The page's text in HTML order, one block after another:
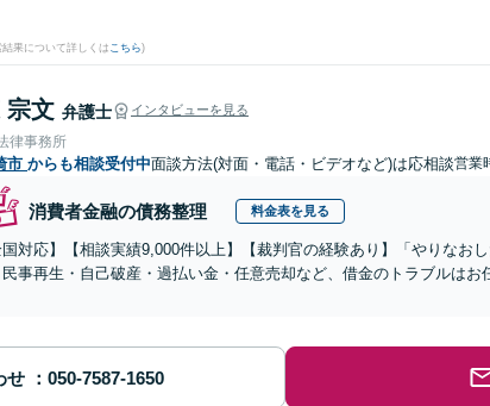
結果について詳しくはこちら)
宗文 弁護士 インタビューを見る
律事務所
市 からも相談受付中面談方法(対面・電話・ビデオなど)は応相談営業
消費者金融の債務整理 料金表を見る
国対応】【相談実績9,000件以上】【裁判官の経験あり】「やりなお
事再生・自己破産・過払い金・任意売却など、借金のトラブルは
せ